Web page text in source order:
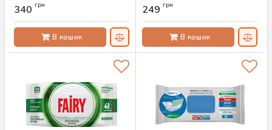
Артикул:
340 грн
В кошик
Артикул:
249 грн
В кошик